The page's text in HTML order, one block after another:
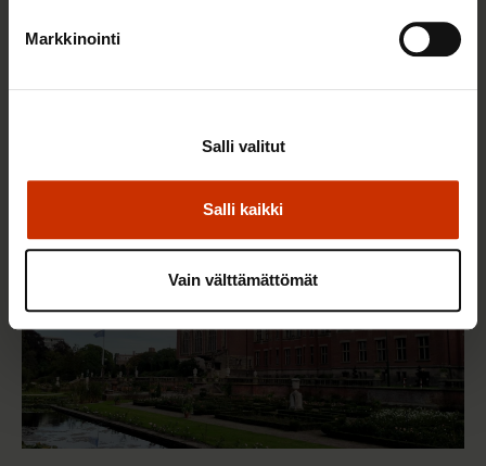
Markkinointi
Salli kaikki
Salli valitut
Vain välttämättömät
25.6.2026 10:35
jonka takana voimme ylpeänä seisoa
AY-LIIKE SUOMESSA JA MAAILMALLA